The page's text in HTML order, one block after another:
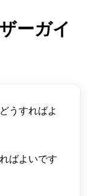
ーガイ
うすればよ
ばよいです